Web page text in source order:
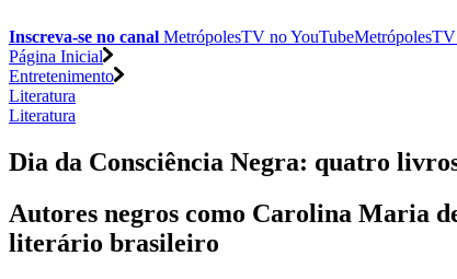
Inscreva-se no canal MetrópolesTV noYouTubeMetrópolesTV
Página Inicial
Entretenimento
Literatura
Literatura
Dia da Consciência Negra: quatro
Autores negros como Carolina Maria
literário brasileiro